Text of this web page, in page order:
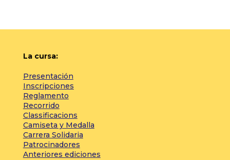
La cursa:
Presentación
Inscripciones
Reglamento
Recorrido
Classificacions
Camiseta y Medalla
Carrera Solidaria
Patrocinadores
Anteriores ediciones